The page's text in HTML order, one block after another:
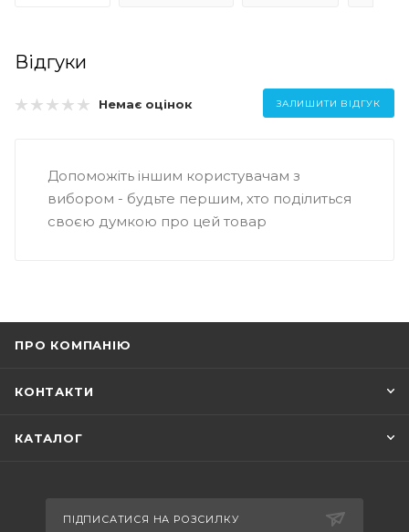
Відгуки
Немає оцінок ЗАЛИШИТИ ВІДГУК
Допоможіть іншим користувачам з
вибором - будьте першим, хто поділиться
своєю думкою про цей товар
ПРО КОМПАНІЮ
КОНТАКТИ
КАТАЛОГ
ПІДПИСАТИСЯ НА РОЗСИЛКУ